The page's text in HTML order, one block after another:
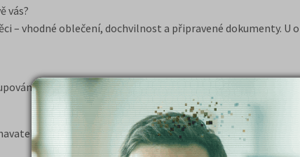
vás?
– vhodné oblečení, dochvilnost a připravené dokumenty.